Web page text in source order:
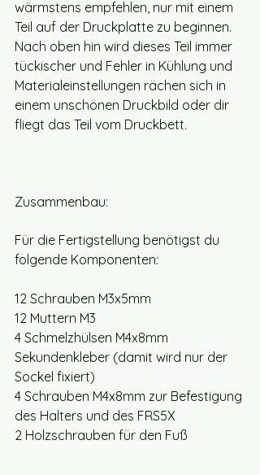
wärmstens empfehlen, nur mit einem
Teil auf der Druckplatte zu beginnen.
Nach oben hin wird dieses Teil immer
tückischer und Fehler in Kühlung und
Materialeinstellungen rächen sich in
einem unschönen Druckbild oder dir
fliegt das Teil vom Druckbett.
Zusammenbau:
Für die Fertigstellung benötigst du
folgende Komponenten:
12 Schrauben M3x5mm
12 Muttern M3
4 Schmelzhülsen M4x8mm
Sekundenkleber (damit wird nur der
Sockel fixiert)
4 Schrauben M4x8mm zur Befestigung
des Halters und des FRS5X
2 Holzschrauben für den Fuß